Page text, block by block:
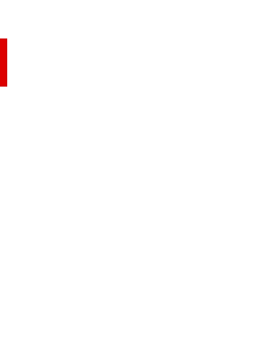
3 X 2,5" 30M